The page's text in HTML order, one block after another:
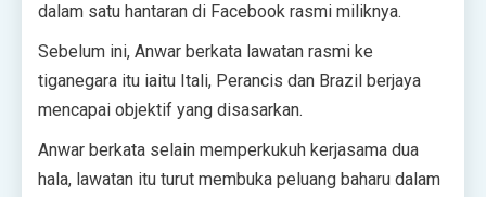
dalam satu hantaran di Facebook rasmi miliknya.
Sebelum ini, Anwar berkata lawatan rasmi ke
tiganegara itu iaitu Itali, Perancis dan Brazil berjaya
mencapai objektif yang disasarkan.
Anwar berkata selain memperkukuh kerjasama dua
hala, lawatan itu turut membuka peluang baharu dalam